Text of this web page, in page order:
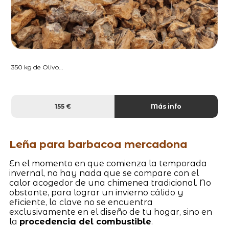
350 kg de Olivo...
155 € Más info
Leña para barbacoa mercadona
En el momento en que comienza la temporada
invernal, no hay nada que se compare con el
calor acogedor de una chimenea tradicional. No
obstante, para lograr un invierno cálido y
eficiente, la clave no se encuentra
exclusivamente en el diseño de tu hogar, sino en
la procedencia del combustible.